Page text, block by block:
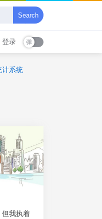
Search
登录
计系统
但我执着